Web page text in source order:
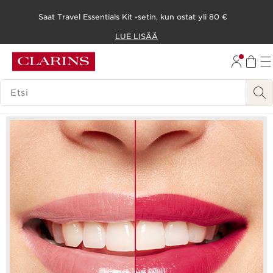
SIIRRY SISÄLTÖÖN
SIIRRY ALATUNNISTEESEEN
Saat Travel Essentials Kit -setin, kun ostat yli 80 €
LUE LISÄÄ
HAKUHISTORIA